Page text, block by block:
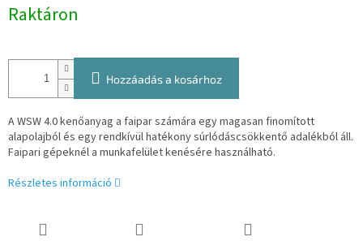
Raktáron
Hozzáadás a kosárhoz
A WSW 4.0 kenőanyag a faipar számára egy magasan finomított
alapolajból és egy rendkívül hatékony súrlódáscsökkentő adalékból áll.
Faipari gépeknél a munkafelület kenésére használható.
Részletes információ